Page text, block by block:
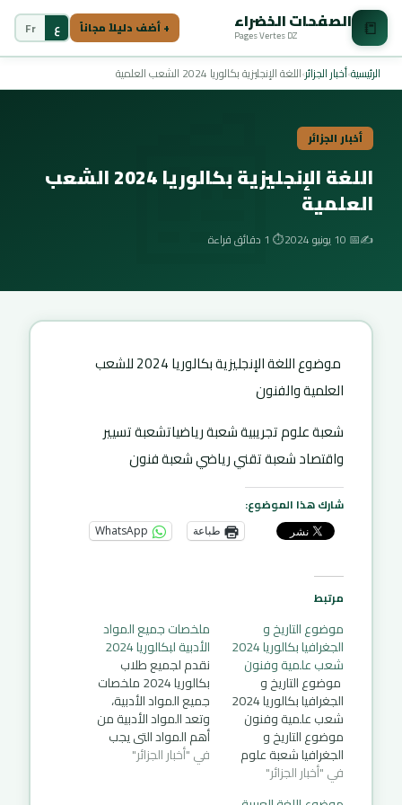
📒 الصفحات الخضراء
Pages Vertes DZ + أضف دليلاً مجاناً ع Fr
الرئيسية›أخبار الجزائر›اللغة الإنجليزية بكالوريا 2024 الشعب العلمية
📰 أخبار الجزائر
اللغة الإنجليزية بكالوريا 2024 الشعب
العلمية
✍️📅 10 يونيو 2024 ⏱️ 1 دقائق قراءة
موضوع اللغة الإنجليزية بكالوريا 2024 للشعب
العلمية والفنون
شعبة علوم تجريبية شعبة رياضياتشعبة تسيير
واقتصاد شعبة تقني رياضي شعبة فنون
شارك هذا الموضوع:
طباعة WhatsApp
مرتبط
موضوع التاريخ و
الجغرافيا بكالوريا 2024
شعب علمية وفنون
موضوع التاريخ و
الجغرافيا بكالوريا 2024
شعب علمية وفنون
موضوع التاريخ و
الجغرافيا شعبة علوم
تجريبية مووضع التاريخ
و الجغرافيا شعبة
في "أخبار الجزائر"
ملخصات جميع المواد
الأدبية لبكالوريا 2024
نقدم لجميع طلاب
بكالوريا 2024 ملخصات
جميع المواد الأدبية،
وتعد المواد الأدبية من
أهم المواد التي يجب
على الطلاب التركيز
عليها وعدم إهمالها
في "أخبار الجزائر"